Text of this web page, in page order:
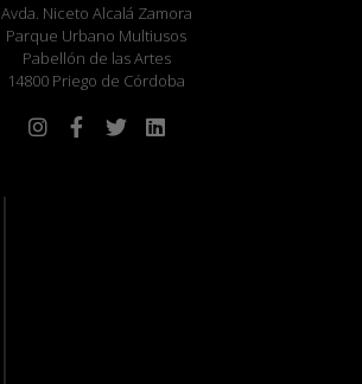
Avda. Niceto Alcalá Zamora
Parque Urbano Multiusos
Pabellón de las Artes
14800 Priego de Córdoba